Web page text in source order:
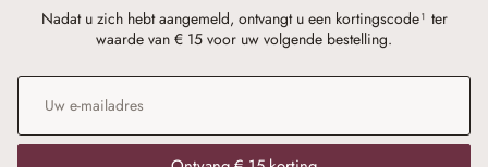
Nadat u zich hebt aangemeld, ontvangt u een kortingscode¹ ter
waarde van € 15 voor uw volgende bestelling.
E-mailadres